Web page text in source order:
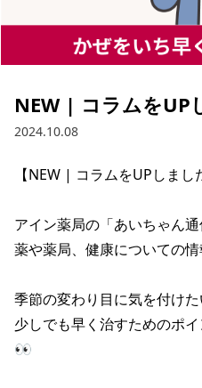
NEW | コラムをUP
2024.10.08
【NEW | コラムをUPしまし
アイン薬局の「あいちゃん
薬や薬局、健康についての情
季節の変わり目に気を付けた
少しでも早く治すためのポ
👀